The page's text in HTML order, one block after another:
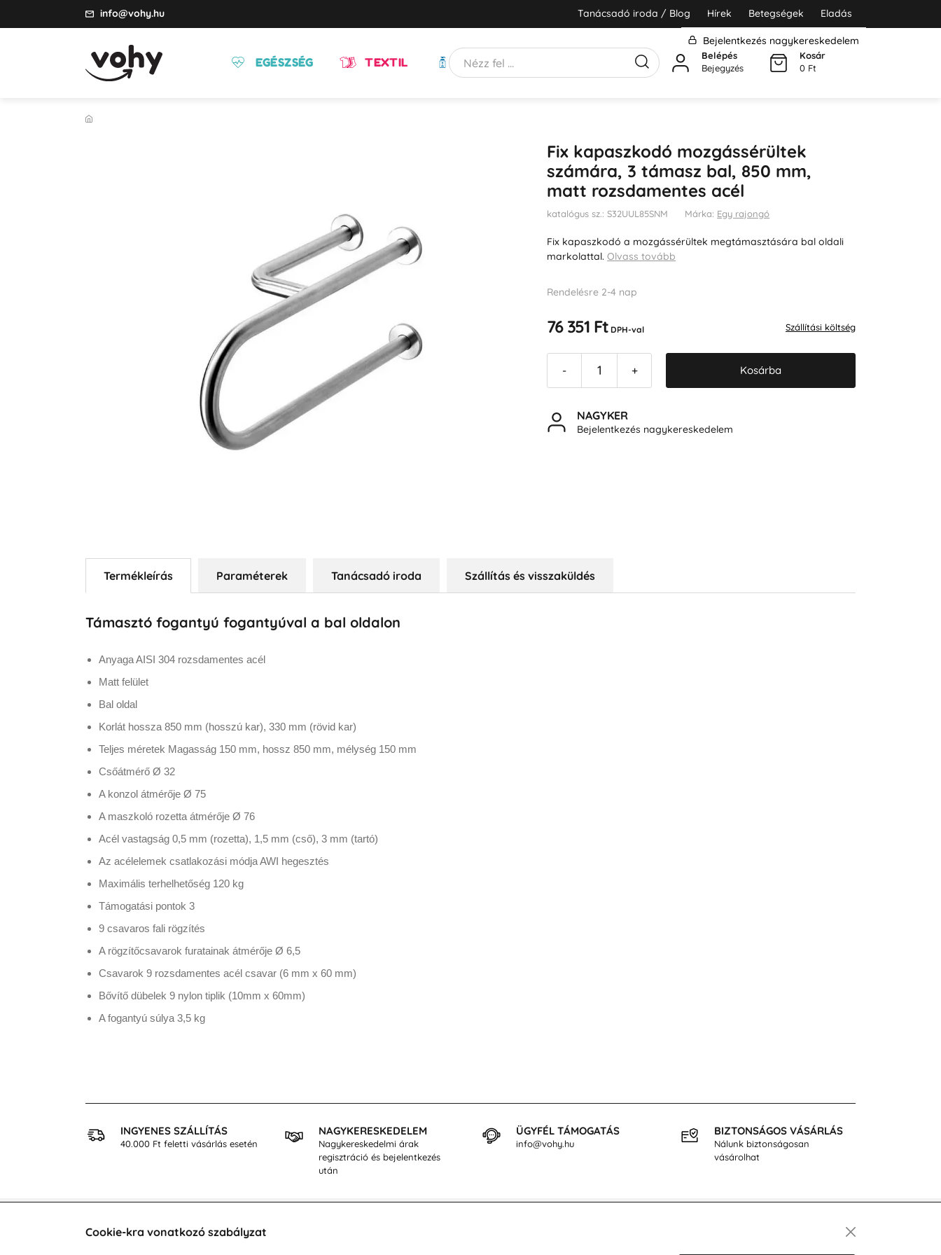
info@vohy.hu Tanácsadó iroda / Blog Hírek Betegségek Eladás
Bejelentkezés nagykereskedelem
EGÉSZSÉG TEXTIL HIGIÉNIA
Belépés
Bejegyzés
Kosár
0 Ft
Fix kapaszkodó mozgássérültek
számára, 3 támasz bal, 850 mm,
matt rozsdamentes acél
katalógus sz.: S32UUL85SNM Márka: Egy rajongó
Fix kapaszkodó a mozgássérültek megtámasztására bal oldali
markolattal.Olvass tovább
Rendelésre 2-4 nap
76 351 Ft DPH-val Szállítási költség
- + Kosárba
NAGYKER
Bejelentkezés nagykereskedelem
Termékleírás Paraméterek Tanácsadó iroda Szállítás és visszaküldés
Támasztó fogantyú fogantyúval a bal oldalon
Anyaga AISI 304 rozsdamentes acél
Matt felület
Bal oldal
Korlát hossza 850 mm (hosszú kar), 330 mm (rövid kar)
Teljes méretek Magasság 150 mm, hossz 850 mm, mélység 150 mm
Csőátmérő Ø 32
A konzol átmérője Ø 75
A maszkoló rozetta átmérője Ø 76
Acél vastagság 0,5 mm (rozetta), 1,5 mm (cső), 3 mm (tartó)
Az acélelemek csatlakozási módja AWI hegesztés
Maximális terhelhetőség 120 kg
Támogatási pontok 3
9 csavaros fali rögzítés
A rögzítőcsavarok furatainak átmérője Ø 6,5
Csavarok 9 rozsdamentes acél csavar (6 mm x 60 mm)
Bővítő dübelek 9 nylon tiplik (10mm x 60mm)
A fogantyú súlya 3,5 kg
INGYENES SZÁLLÍTÁS
40.000 Ft feletti vásárlás esetén
NAGYKERESKEDELEM
Nagykereskedelmi árak
regisztráció és bejelentkezés
után
ÜGYFÉL TÁMOGATÁS
info@vohy.hu
BIZTONSÁGOS VÁSÁRLÁS
Nálunk biztonságosan
vásárolhat
Cookie-kra vonatkozó szabályzat